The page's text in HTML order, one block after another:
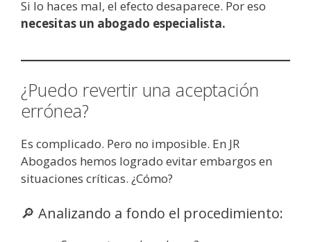
Si lo haces mal, el efecto desaparece. Por eso
necesitas un abogado especialista.
¿Puedo revertir una aceptación
errónea?
Es complicado. Pero no imposible. En JR
Abogados hemos logrado evitar embargos en
situaciones críticas. ¿Cómo?
🔎 Analizando a fondo el procedimiento: